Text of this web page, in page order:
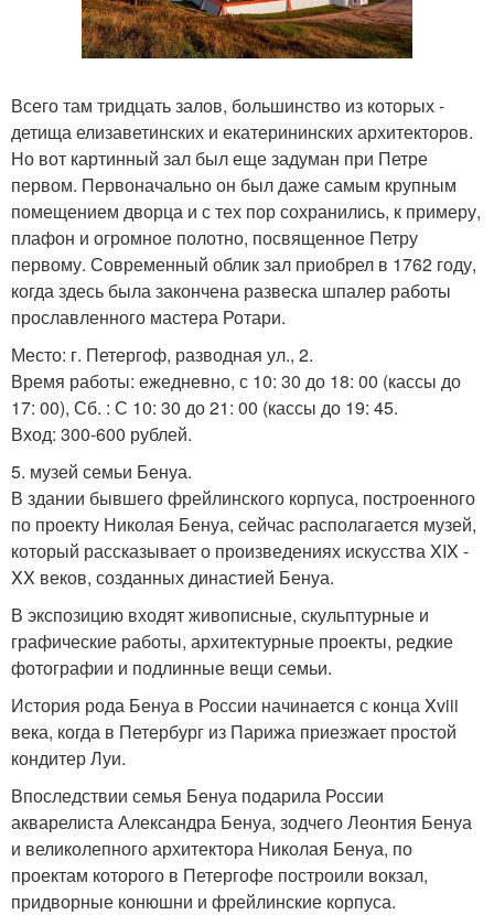
Всего там тридцать залов, большинство из которых -
детища елизаветинских и екатерининских архитекторов.
Но вот картинный зал был еще задуман при Петре
первом. Первоначально он был даже самым крупным
помещением дворца и с тех пор сохранились, к примеру,
плафон и огромное полотно, посвященное Петру
первому. Современный облик зал приобрел в 1762 году,
когда здесь была закончена развеска шпалер работы
прославленного мастера Ротари.
Место: г. Петергоф, разводная ул., 2.
Время работы: ежедневно, с 10: 30 до 18: 00 (кассы до
17: 00), Сб. : С 10: 30 до 21: 00 (кассы до 19: 45.
Вход: 300-600 рублей.
5. музей семьи Бенуа.
В здании бывшего фрейлинского корпуса, построенного
по проекту Николая Бенуа, сейчас располагается музей,
который рассказывает о произведениях искусства XIX -
XX веков, созданных династией Бенуа.
В экспозицию входят живописные, скульптурные и
графические работы, архитектурные проекты, редкие
фотографии и подлинные вещи семьи.
История рода Бенуа в России начинается с конца Xviii
века, когда в Петербург из Парижа приезжает простой
кондитер Луи.
Впоследствии семья Бенуа подарила России
акварелиста Александра Бенуа, зодчего Леонтия Бенуа
и великолепного архитектора Николая Бенуа, по
проектам которого в Петергофе построили вокзал,
придворные конюшни и фрейлинские корпуса.